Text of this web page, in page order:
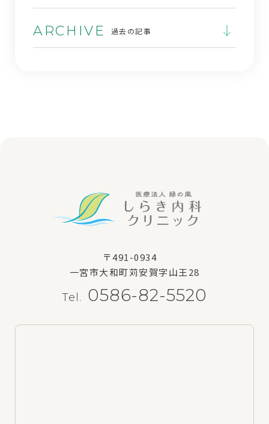
ARCHIVE 過去の記事
〒491-0934
一宮市大和町苅安賀字山王28
Tel. 0586-82-5520